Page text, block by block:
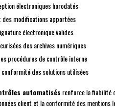
électroniques horodatés
des modifications apportées
électronique valides
des archives numériques
procédures de contrôle interne
des solutions utilisées
automatisés renforce la fiabilité
client et la conformité des mentions